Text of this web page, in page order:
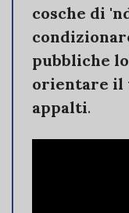
cosche di
pubbliche
orientare il
appalti.